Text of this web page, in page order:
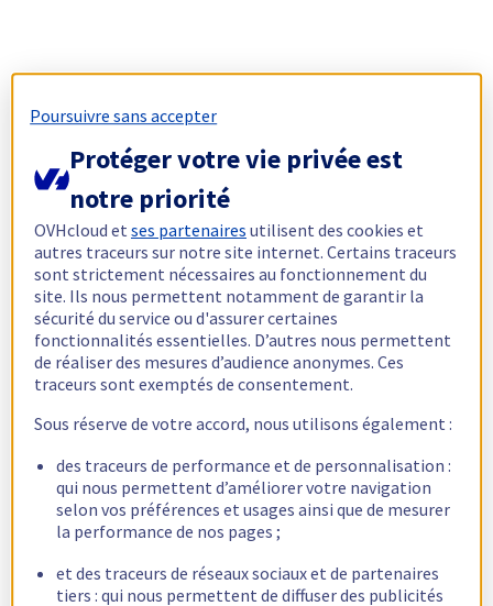
Poursuivre sans accepter
Protéger votre vie privée est
notre priorité
OVHcloud etses partenaires utilisent des cookies et
autres traceurs sur notre site internet. Certains traceurs
sont strictement nécessaires au fonctionnement du
site. Ils nous permettent notamment de garantir la
sécurité du service ou d'assurer certaines
fonctionnalités essentielles. D’autres nous permettent
de réaliser des mesures d’audience anonymes. Ces
traceurs sont exemptés de consentement.
Sous réserve de votre accord, nous utilisons également :
des traceurs de performance et de personnalisation :
qui nous permettent d’améliorer votre navigation
selon vos préférences et usages ainsi que de mesurer
la performance de nos pages ;
et des traceurs de réseaux sociaux et de partenaires
tiers : qui nous permettent de diffuser des publicités